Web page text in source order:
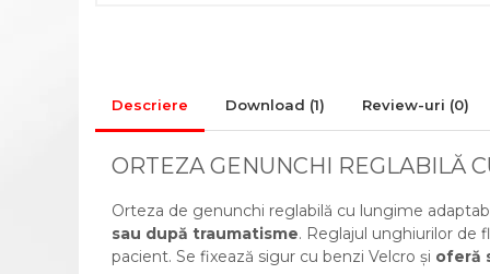
COMPRESIVI
INGRIJIRE LA DOMICILIU
COMPRESE STERILE
CONSUMABILE MEDICALE SI
ACCESORII
ACCESORII AJUTATOARE
Descriere Download (1) Review-uri (0)
ORTEZA GENUNCHI REGLABILĂ
Orteza de genunchi reglabilă cu lungime
sau după traumatisme. Reglajul unghiurilor de
pacient. Se fixează sigur cu benzi Velcro și oferă